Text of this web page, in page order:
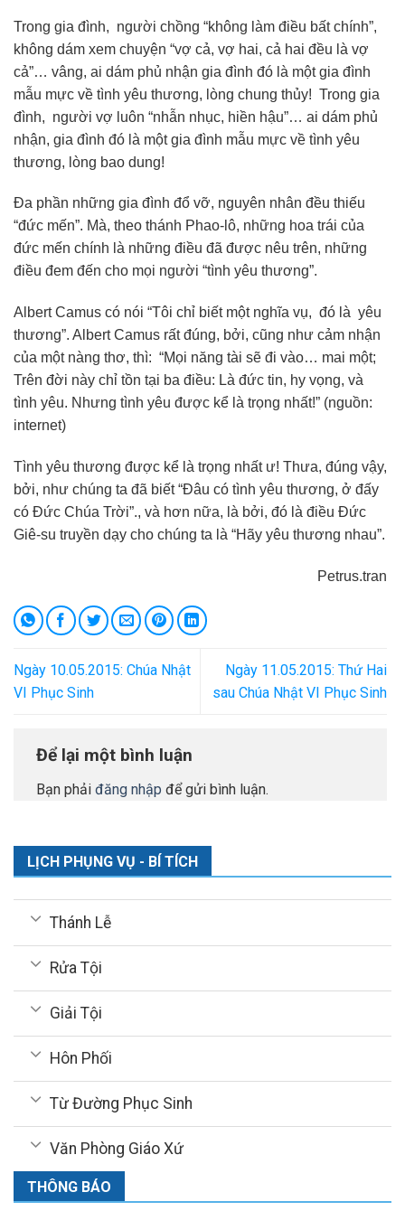
Trong gia đình, người chồng “không làm điều bất chính”,
không dám xem chuyện “vợ cả, vợ hai, cả hai đều là vợ
cả”… vâng, ai dám phủ nhận gia đình đó là một gia đình
mẫu mực về tình yêu thương, lòng chung thủy! Trong gia
đình, người vợ luôn “nhẫn nhục, hiền hậu”… ai dám phủ
nhận, gia đình đó là một gia đình mẫu mực về tình yêu
thương, lòng bao dung!
Đa phần những gia đình đổ vỡ, nguyên nhân đều thiếu
“đức mến”. Mà, theo thánh Phao-lô, những hoa trái của
đức mến chính là những điều đã được nêu trên, những
điều đem đến cho mọi người “tình yêu thương”.
Albert Camus có nói “Tôi chỉ biết một nghĩa vụ, đó là yêu
thương”. Albert Camus rất đúng, bởi, cũng như cảm nhận
của một nàng thơ, thì: “Mọi năng tài sẽ đi vào… mai một;
Trên đời này chỉ tồn tại ba điều: Là đức tin, hy vọng, và
tình yêu. Nhưng tình yêu được kể là trọng nhất!” (nguồn:
internet)
Tình yêu thương được kể là trọng nhất ư! Thưa, đúng vậy,
bởi, như chúng ta đã biết “Đâu có tình yêu thương, ở đấy
có Đức Chúa Trời”., và hơn nữa, là bởi, đó là điều Đức
Giê-su truyền dạy cho chúng ta là “Hãy yêu thương nhau”.
Petrus.tran
Ngày 10.05.2015: Chúa Nhật
VI Phục Sinh
Ngày 11.05.2015: Thứ Hai
sau Chúa Nhật VI Phục Sinh
Để lại một bình luận
Bạn phải đăng nhập để gửi bình luận.
LỊCH PHỤNG VỤ - BÍ TÍCH
Thánh Lễ
Rửa Tội
Giải Tội
Hôn Phối
Từ Đường Phục Sinh
Văn Phòng Giáo Xứ
THÔNG BÁO